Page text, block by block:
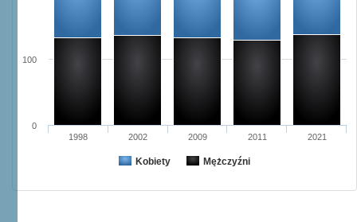
Kobiety Mężczyźni
1998 2002 2009 2011 2021
0
100